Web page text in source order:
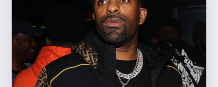
MANDAT
D’ARRÊT
DE
TIGRE